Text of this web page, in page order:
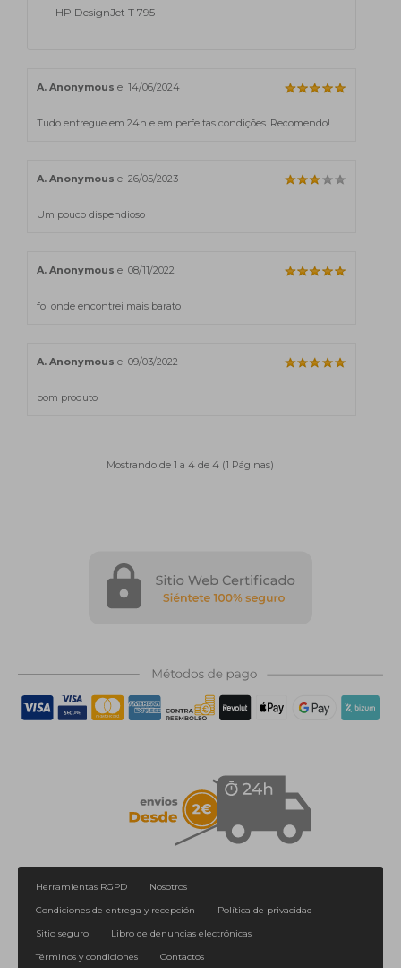
HP DesignJet T 795
A. Anonymous el 14/06/2024
Tudo entregue em 24h e em perfeitas condições. Recomendo!
A. Anonymous el 26/05/2023
Um pouco dispendioso
A. Anonymous el 08/11/2022
foi onde encontrei mais barato
A. Anonymous el 09/03/2022
bom produto
Mostrando de 1 a 4 de 4 (1 Páginas)
Herramientas RGPD
Nosotros
Condiciones de entrega y recepción
Política de privacidad
Sitio seguro
Libro de denuncias electrónicas
Términos y condiciones
Contactos